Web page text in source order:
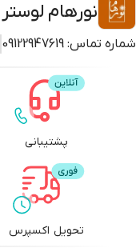
نورهام لوستر
شماره تماس: 09122947619
پشتیبانی
تحویل اکسپرس